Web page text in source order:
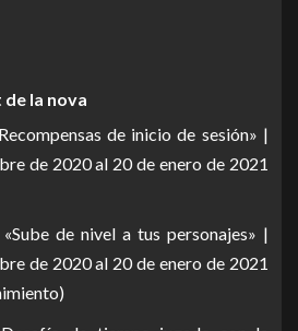
la nova
de inicio de sesión» |
de 2020 al 20 de enero de 2021
de nivel a tus personajes» |
de 2020 al 20 de enero de 2021